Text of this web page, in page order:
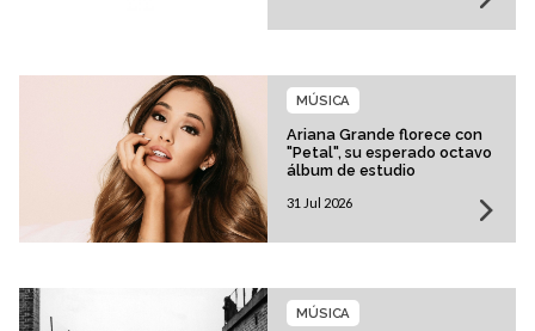
Ariana Grande florece con
"Petal", su esperado octavo
álbum de estudio
MÚSICA
31 Jul 2026
MÚSICA